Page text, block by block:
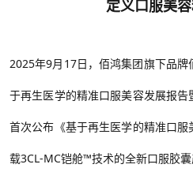
定义口服美
2025年9月17日，佰鸿集团旗下品
于再生医学的精准口服美容发展报告
首次公布《基于再生医学的精准口
载3CL-MC铠舱™技术的全新口服胶